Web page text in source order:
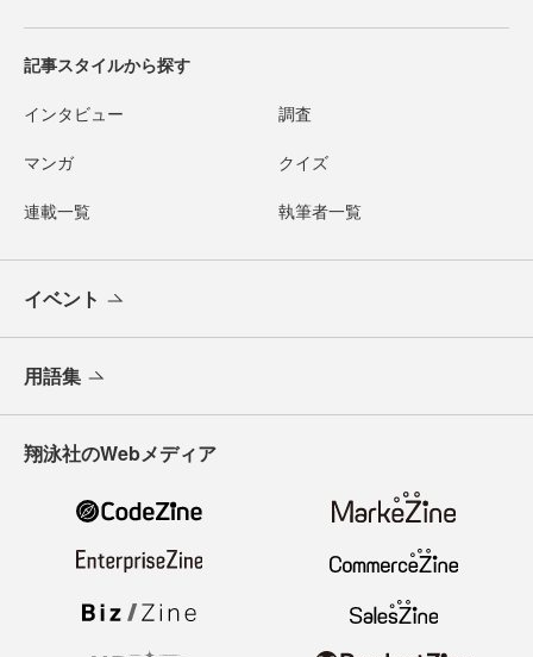
記事スタイルから探す
インタビュー 調査
マンガ クイズ
連載一覧 執筆者一覧
イベント
用語集
翔泳社のWebメディア